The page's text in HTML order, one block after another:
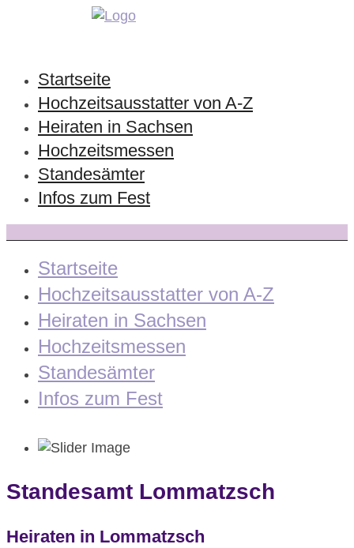
Startseite
Hochzeitsausstatter von A-Z
Heiraten in Sachsen
Hochzeitsmessen
Standesämter
Infos zum Fest
Startseite
Hochzeitsausstatter von A-Z
Heiraten in Sachsen
Hochzeitsmessen
Standesämter
Infos zum Fest
Standesamt Lommatzsch
Heiraten in Lommatzsch